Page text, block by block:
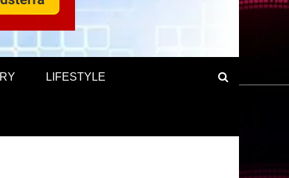
LIFESTYLE